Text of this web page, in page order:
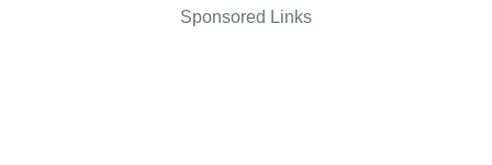
Sponsored Links